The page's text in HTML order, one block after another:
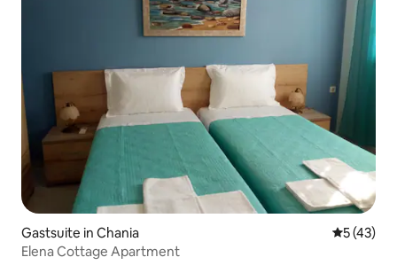
Gastsuite in Chania
5 (43)
Elena Cottage Apartment